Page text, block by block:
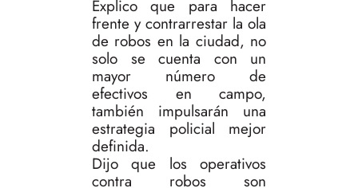
Explico que para hacer
frente y contrarrestar la ola
de robos en la ciudad, no
solo se cuenta con un
mayor número de
efectivos en campo,
también impulsarán una
estrategia policial mejor
definida.
Dijo que los operativos
contra robos son